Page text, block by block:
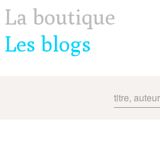
La boutique
Les blogs